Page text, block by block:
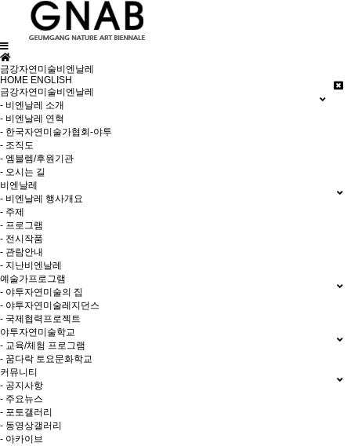
금강자연미술비엔날레
HOME ENGLISH
금강자연미술비엔날레
- 비엔날레 소개
- 비엔날레 연혁
- 한국자연미술가협회-야투
- 조직도
- 엠블렘/후원기관
- 오시는 길
비엔날레
- 비엔날레 행사개요
- 주제
- 프로그램
- 전시작품
- 관람안내
- 지난비엔날레
예술가프로그램
- 야투자연미술의 집
- 야투자연미술레지던스
- 국제협력프로젝트
야투자연미술학교
- 교육/체험 프로그램
- 꿈다락 토요문화학교
커뮤니티
- 공지사항
- 주요뉴스
- 포토갤러리
- 동영상갤러리
- 아카이브